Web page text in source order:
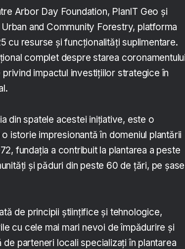
Arbor Day Foundation, PlanIT Geo și
and Community Forestry, platforma
cu resurse și funcționalități suplimentare.
complet despre starea
impactul investițiilor strategice în
din spatele acestei inițiative, este o
istorie impresionantă în domeniul plantării
fundația a contribuit la plantarea a peste
și păduri din peste 60 de țări, pe șase
de principii științifice și tehnologice,
cu cele mai mari nevoi de împădurire și
parteneri locali specializați în plantarea